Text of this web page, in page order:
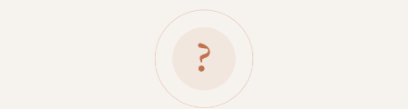
7-11超商取貨 付款（約4-5天送達）
7-11超商取貨不付款 （約4-5天送達）
宅配到府（金門／馬祖／澎湖 外島地區除外）
金門／馬祖／澎湖 等外島地區（郵寄）
港澳地區（順豐運費到付）